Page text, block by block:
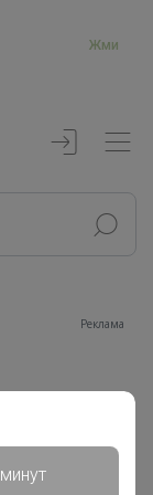
Жми
Реклама